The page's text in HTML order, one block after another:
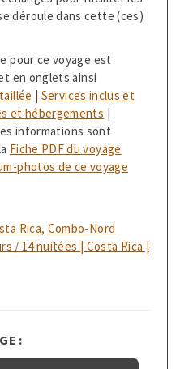
déroule dans cette (ces)
pour ce voyage est
en onglets ainsi
| Services inclus et
et hébergements |
informations sont
Fiche PDF du voyage
photos de ce voyage
Rica, Combo-Nord
/ 14 nuitées | Costa Rica |
: